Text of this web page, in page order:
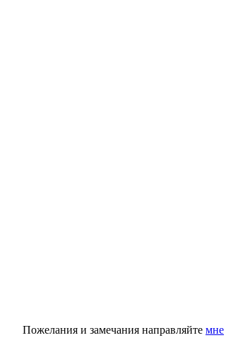
Пожелания и замечания направляйте мне